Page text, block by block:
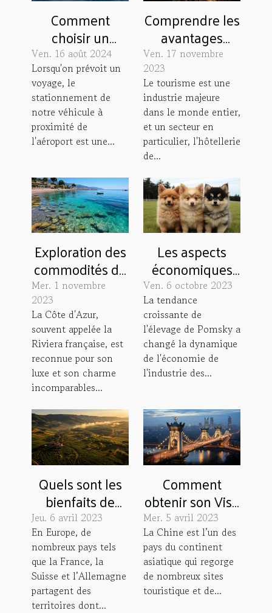
Comment
choisir un
parking
sécurisé près
d'un aéroport
Ven. 16 août 2024
Lorsqu'on prévoit un
voyage, le
stationnement de
notre véhicule à
proximité de
l'aéroport est une...
Comprendre les
avantages
économiques
de l'hôtellerie
de plein air
Ven. 17 novembre
2023
Le tourisme est une
industrie majeure
dans le monde entier,
et un secteur en
particulier, l'hôtellerie
de...
Exploration des
commodités de
luxe des
villages de
vacances en
Côte d'Azur
Mer. 1 novembre
2023
La Côte d'Azur,
souvent appelée la
Riviera française, est
reconnue pour son
luxe et son charme
incomparables...
Les aspects
économiques
de l'élevage de
Pomsky
Ven. 6 octobre 2023
La tendance
croissante de
l'élevage de Pomsky a
changé la dynamique
de l'économie de
l'industrie des...
Quels sont les
bienfaits de
découvrir
l’Alsace en
Montgolfière ?
Jeu. 6 avril 2023
En Europe, de
nombreux pays tels
que la France, la
Suisse et l’Allemagne
partagent des
territoires dont...
Comment
obtenir son Visa
pour la Chine ?
Mer. 5 avril 2023
La Chine est l’un des
pays du continent
asiatique qui regorge
de nombreux sites
touristique et de...